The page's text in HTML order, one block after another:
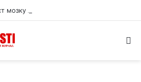
мозку людини з цукрами в раціоні